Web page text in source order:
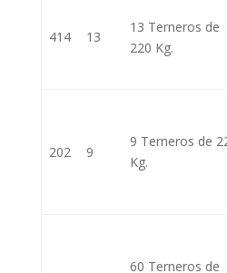
414 13
13 Terneros de
220 Kg.
202 9
9 Terneros de
Kg.
60 Terneros de